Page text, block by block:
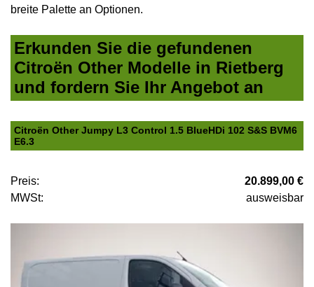
breite Palette an Optionen.
Erkunden Sie die gefundenen
Citroën Other Modelle in Rietberg
und fordern Sie Ihr Angebot an
Citroën Other Jumpy L3 Control 1.5 BlueHDi 102 S&S BVM6
E6.3
Preis:
20.899,00 €
MWSt:
ausweisbar